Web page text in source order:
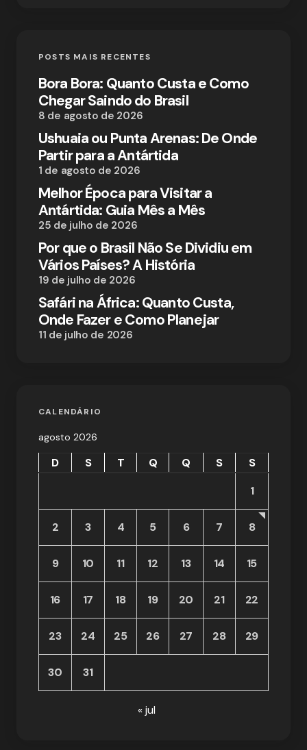
POSTS MAIS RECENTES
Bora Bora: Quanto Custa e Como
Chegar Saindo do Brasil
8 de agosto de 2026
Ushuaia ou Punta Arenas: De Onde
Partir para a Antártida
1 de agosto de 2026
Melhor Época para Visitar a
Antártida: Guia Mês a Mês
25 de julho de 2026
Por que o Brasil Não Se Dividiu em
Vários Países? A História
19 de julho de 2026
Safári na África: Quanto Custa,
Onde Fazer e Como Planejar
11 de julho de 2026
CALENDÁRIO
agosto 2026
D S T Q Q S
S
1
2 3 4 5 6 7 8
9 10 11 12 13 14 15
16 17 18 19 20 21 22
23 24 25 26 27 28 29
30 31
« jul